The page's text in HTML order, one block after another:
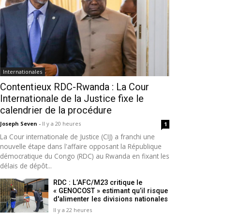
Internationales
Contentieux RDC-Rwanda : La Cour
Internationale de la Justice fixe le
calendrier de la procédure
Joseph Seven - Il y a 20 heures 1
La Cour internationale de Justice (CIJ) a franchi une
nouvelle étape dans l'affaire opposant la République
démocratique du Congo (RDC) au Rwanda en fixant les
délais de dépôt...
RDC : L’AFC/M23 critique le
« GENOCOST » estimant qu’il risque
d'alimenter les divisions nationales
Il y a 22 heures